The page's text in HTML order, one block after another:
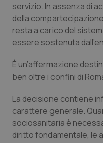
Sicilia
Toscana
Umbria
Veneto
Neuroscienze &
Obesità
Oftalmologia
Oncoematologia
Oncologia &
servizio. In assenza di
della
resta a carico del
essere sostenuta
È un’affermazione
ben oltre i confini di
La decisione contiene
carattere generale.
sociosanitaria è
diritto fondamentale, le